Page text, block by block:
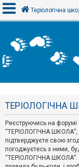
х
і
Т
е
м
и
б
е
з
в
і
д
Теріологічна
ТЕРІОЛОГІЧНА
Реєструючись на
“ТЕРІОЛОГІЧНА ШКОЛА”,
підтверджуєте свою
погоджуєтесь з ними,
“ТЕРІОЛОГІЧНА ШКОЛА”.